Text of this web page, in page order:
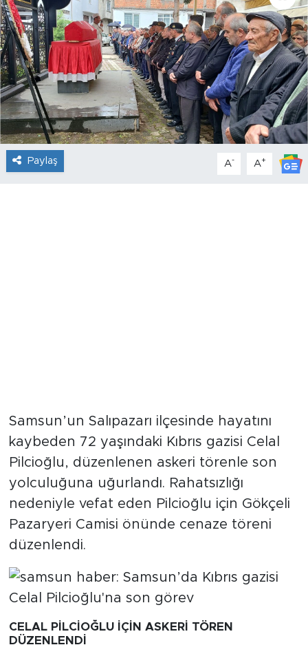
Paylaş A- A+
Samsun’un Salıpazarı ilçesinde hayatını
kaybeden 72 yaşındaki Kıbrıs gazisi Celal
Pilcioğlu, düzenlenen askeri törenle son
yolculuğuna uğurlandı. Rahatsızlığı
nedeniyle vefat eden Pilcioğlu için Gökçeli
Pazaryeri Camisi önünde cenaze töreni
düzenlendi.
CELAL PİLCİOĞLU İÇİN ASKERİ TÖREN
DÜZENLENDİ